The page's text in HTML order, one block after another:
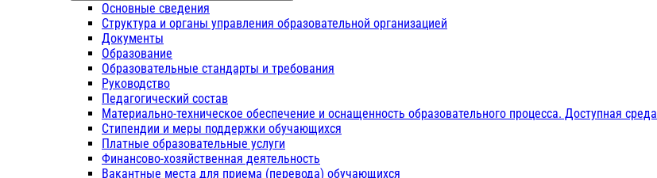
Основные сведения
Структура и органы управления образовательной организацией
Документы
Образование
Образовательные стандарты и требования
Руководство
Педагогический состав
Материально-техническое обеспечение и оснащенность образовательного процесса. Доступная среда
Стипендии и меры поддержки обучающихся
Платные образовательные услуги
Финансово-хозяйственная деятельность
Вакантные места для приема (перевода) обучающихся